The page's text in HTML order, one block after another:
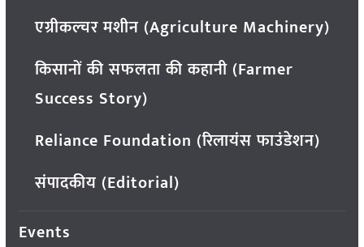
एग्रीकल्चर मशीन (Agriculture Machinery)
किसानों की सफलता की कहानी (Farmer
Success Story)
Reliance Foundation (रिलायंस फाउंडेशन)
संपादकीय (Editorial)
Events